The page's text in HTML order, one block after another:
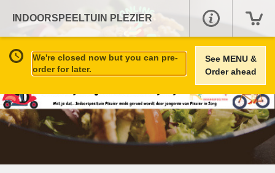
INDOORSPEELTUIN PLEZIER
We're closed now but you can pre-
order for later.
See MENU &
Order ahead